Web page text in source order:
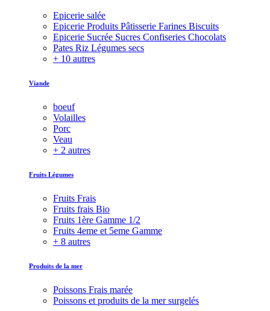
Epicerie salée
Epicerie Produits Pâtisserie Farines Biscuits
Epicerie Sucrée Sucres Confiseries Chocolats
Pates Riz Légumes secs
+ 10 autres
Viande
boeuf
Volailles
Porc
Veau
+ 2 autres
Fruits Légumes
Fruits Frais
Fruits frais Bio
Fruits 1ère Gamme 1/2
Fruits 4eme et 5eme Gamme
+ 8 autres
Produits de la mer
Poissons Frais marée
Poissons et produits de la mer surgelés